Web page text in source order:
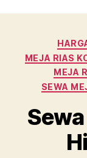
MEJA RIAS
MEJA
SEWA